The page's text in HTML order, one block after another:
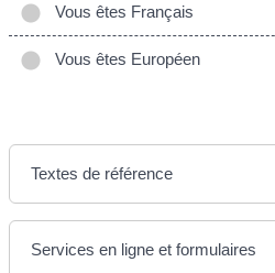
Vous êtes Français
Vous êtes Européen
Textes de référence
Services en ligne et formulaires